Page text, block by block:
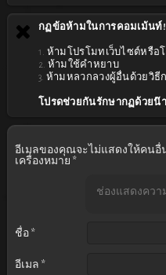
กฏข้อห้ามในการคอมเม้นท์!
1. ห้ามโปรโมทเว็บไซต์หรื
2. ห้ามใช้คำหยาบ
3. ห้ามหลวกลวงผู้อื่นด้วยวิ
โปรดช่วยกันรักษากฏด้วย
อีเมลของคุณจะไม่แสดงให้คนอื่
เครื่องหมาย *
ชื่อ *
อีเมล *